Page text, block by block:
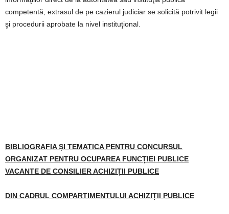
competentă, extrasul de pe cazierul judiciar se solicită potrivit legii
şi procedurii aprobate la nivel instituţional.
BIBLIOGRAFIA ȘI TEMATICA PENTRU CONCURSUL
ORGANIZAT PENTRU OCUPAREA FUNCȚIEI PUBLICE
VACANTE DE CONSILIER ACHIZIȚII PUBLICE
DIN CADRUL COMPARTIMENTULUI ACHIZIȚII PUBLICE